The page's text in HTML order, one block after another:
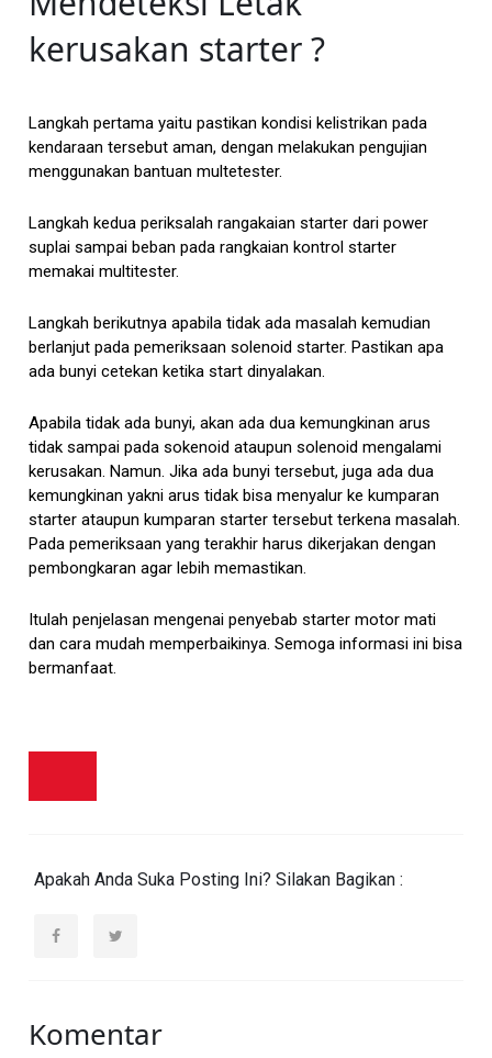
kerusakan starter ?
Langkah pertama yaitu pastikan kondisi kelistrikan pada
kendaraan tersebut aman, dengan melakukan pengujian
menggunakan bantuan multetester.
Langkah kedua periksalah rangakaian starter dari power
suplai sampai beban pada rangkaian kontrol starter
memakai multitester.
Langkah berikutnya apabila tidak ada masalah kemudian
berlanjut pada pemeriksaan solenoid starter. Pastikan apa
ada bunyi cetekan ketika start dinyalakan.
Apabila tidak ada bunyi, akan ada dua kemungkinan arus
tidak sampai pada sokenoid ataupun solenoid mengalami
kerusakan. Namun. Jika ada bunyi tersebut, juga ada dua
kemungkinan yakni arus tidak bisa menyalur ke kumparan
starter ataupun kumparan starter tersebut terkena masalah.
Pada pemeriksaan yang terakhir harus dikerjakan dengan
pembongkaran agar lebih memastikan.
Itulah penjelasan mengenai penyebab starter motor mati
dan cara mudah memperbaikinya. Semoga informasi ini bisa
bermanfaat.
Apakah Anda Suka Posting Ini? Silakan Bagikan :
Komentar